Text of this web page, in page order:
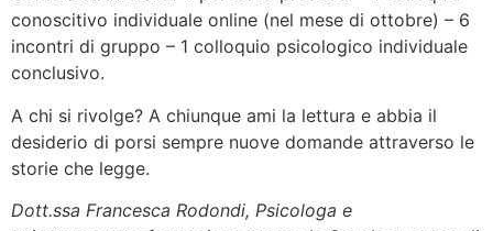
conoscitivo individuale online (nel mese di ottobre) – 6
incontri di gruppo – 1 colloquio psicologico individuale
conclusivo.
A chi si rivolge? A chiunque ami la lettura e abbia il
desiderio di porsi sempre nuove domande attraverso le
storie che legge.
Dott.ssa Francesca Rodondi, Psicologa e